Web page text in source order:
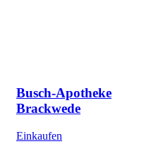
Busch-Apotheke
Brackwede
Einkaufen